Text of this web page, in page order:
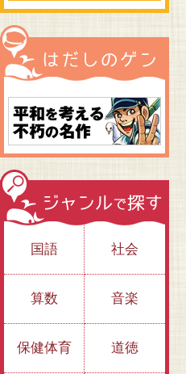
国語 社会
算数 音楽
保健体育 道徳